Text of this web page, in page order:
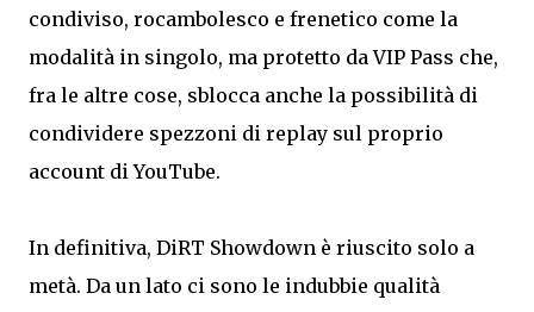
condiviso, rocambolesco e frenetico come la
modalità in singolo, ma protetto da VIP Pass che,
fra le altre cose, sblocca anche la possibilità di
condividere spezzoni di replay sul proprio
account di YouTube.
In definitiva, DiRT Showdown è riuscito solo a
metà. Da un lato ci sono le indubbie qualità